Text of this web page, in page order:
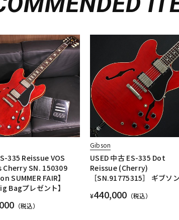
335 Reissue VOS
SN. 150309
SUMMER FAIR】
Bagプレゼント】
（税込）
Gibson
USED 中古 ES-335 Dot
Reissue (Cherry)
［SN.91775315］ ギブソン
¥440,000 （税込）